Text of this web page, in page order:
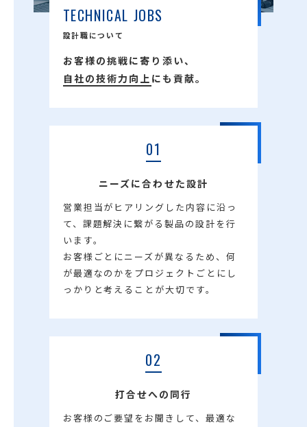
TECHNICAL JOBS
設計職について
お客様の挑戦に寄り添い、
自社の技術力向上 にも貢献。
01
ニーズに合わせた設計
営業担当がヒアリングした内容に沿っ
て、課題解決に繋がる製品の設計を行
います。
お客様ごとにニーズが異なるため、何
が最適なのかをプロジェクトごとにし
っかりと考えることが大切です。
02
打合せへの同行
お客様のご要望をお聞きして、最適な